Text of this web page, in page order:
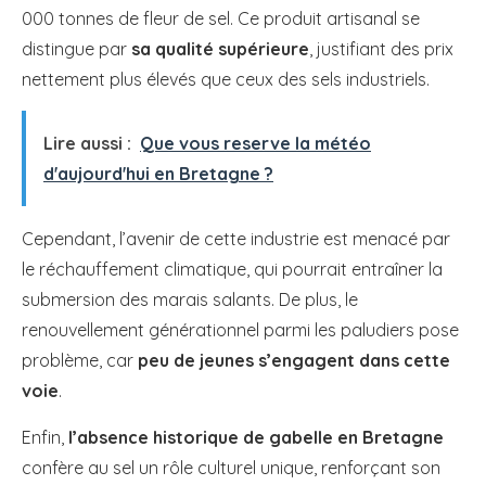
000 tonnes de fleur de sel. Ce produit artisanal se
distingue par sa qualité supérieure , justifiant des prix
nettement plus élevés que ceux des sels industriels.
Lire aussi : Que vous reserve la météo
d'aujourd'hui en Bretagne ?
Cependant, l’avenir de cette industrie est menacé par
le réchauffement climatique, qui pourrait entraîner la
submersion des marais salants. De plus, le
renouvellement générationnel parmi les paludiers pose
problème, car peu de jeunes s’engagent dans cette
voie.
Enfin, l’absence historique de gabelle en Bretagne
confère au sel un rôle culturel unique, renforçant son